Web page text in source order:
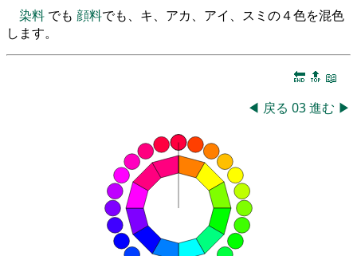
染料 でも 顔料でも、キ、アカ、アイ、スミの４色を混色
します。
🔚 🔝 📖
◀ 戻る 03進む ▶